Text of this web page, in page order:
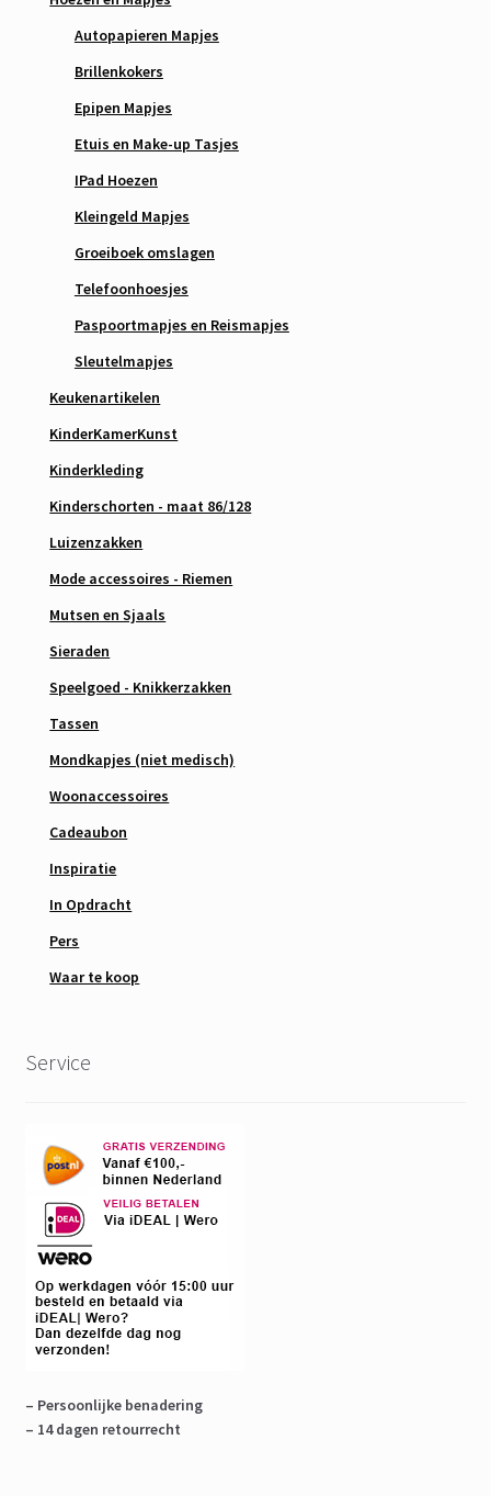
Autopapieren Mapjes
Brillenkokers
Epipen Mapjes
Etuis en Make-up Tasjes
IPad Hoezen
Kleingeld Mapjes
Groeiboek omslagen
Telefoonhoesjes
Paspoortmapjes en Reismapjes
Sleutelmapjes
Keukenartikelen
KinderKamerKunst
Kinderkleding
Kinderschorten - maat 86/128
Luizenzakken
Mode accessoires - Riemen
Mutsen en Sjaals
Sieraden
Speelgoed - Knikkerzakken
Tassen
Mondkapjes (niet medisch)
Woonaccessoires
Cadeaubon
Inspiratie
In Opdracht
Pers
Waar te koop
Service
– Persoonlijke benadering
– 14 dagen retourrecht